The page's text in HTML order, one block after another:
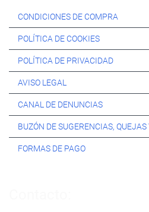
CONDICIONES DE COMPRA
POLÍTICA DE COOKIES
POLÍTICA DE PRIVACIDAD
AVISO LEGAL
CANAL DE DENUNCIAS
BUZÓN DE SUGERENCIAS,
FORMAS DE PAGO